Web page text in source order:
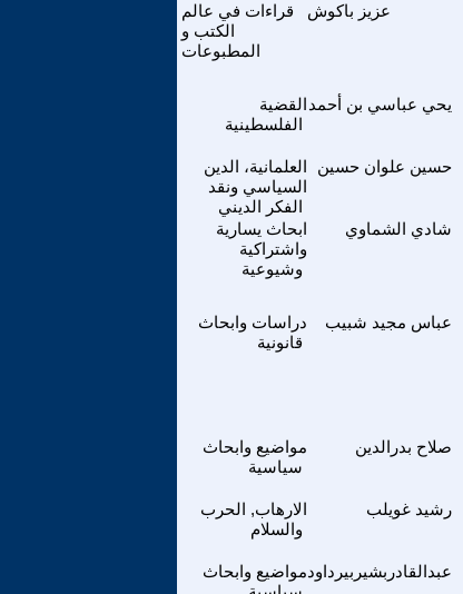
قراءات في عالم
الكتب و
المطبوعات
عزيز باكوش
القضية
الفلسطينية
يحي عباسي بن أحمد
العلمانية، الدين
السياسي ونقد
الفكر الديني
حسين علوان حسين
ابحاث يسارية
واشتراكية
وشيوعية
شادي الشماوي
دراسات وابحاث
قانونية
عباس مجيد شبيب
مواضيع وابحاث
سياسية
صلاح بدرالدين
الارهاب, الحرب
والسلام
رشيد غويلب
مواضيع وابحاثعبدالقادربشيربيرداود